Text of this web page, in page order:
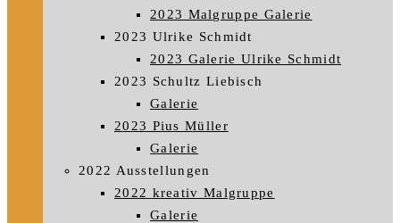
2023 Malgruppe Galerie
2023 Ulrike Schmidt
2023 Galerie Ulrike Schmidt
2023 Schultz Liebisch
Galerie
2023 Pius Müller
Galerie
2022 Ausstellungen
2022 kreativ Malgruppe
Galerie